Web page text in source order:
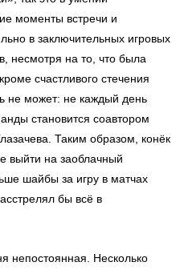
моменты встречи и
в заключительных игровых
несмотря на то, что была
счастливого стечения
не может: не каждый день
становится соавтором
Таким образом, конёк
выйти на заоблачный
шайбы за игру в матчах
бы всё в
непостоянная. Несколько